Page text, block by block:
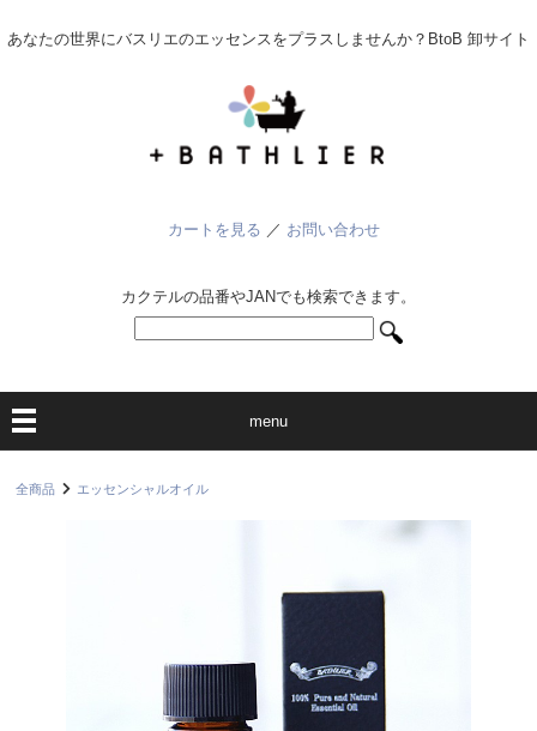
あなたの世界にバスリエのエッセンスをプラスしませんか？BtoB 卸サイト
カートを見る ／ お問い合わせ
カクテルの品番やJANでも検索できます。
menu
全商品 エッセンシャルオイル